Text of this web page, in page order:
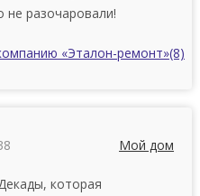
не разочаровали!
«Эталон-ремонт»(8)
Мой дом
которая